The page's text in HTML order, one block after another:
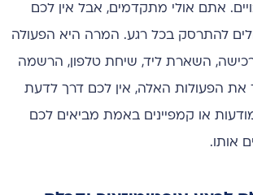
אתם אולי מתקדמים, אבל אין לכם
להתרסק בכל רגע. המרה היא הפעולה
השארת ליד, שיחת טלפון, הרשמה
את הפעולות האלה, אין לכם דרך לדעת
או קמפיינים באמת מביאים לכם
אותו.